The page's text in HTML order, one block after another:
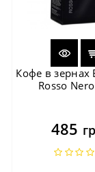
Кофе в зернах
Rosso
485